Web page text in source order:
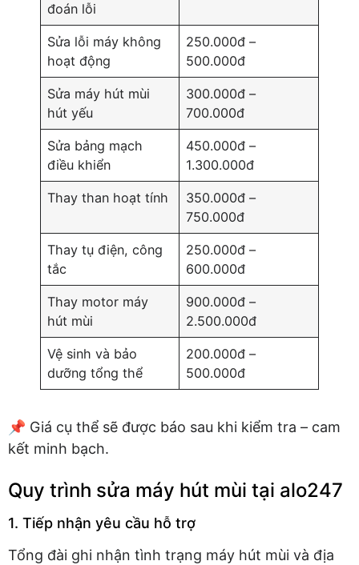
đoán lỗi
Sửa lỗi máy không
hoạt động
250.000đ –
500.000đ
Sửa máy hút mùi
hút yếu
300.000đ –
700.000đ
Sửa bảng mạch
điều khiển
450.000đ –
1.300.000đ
Thay than hoạt tính
350.000đ –
750.000đ
Thay tụ điện, công
tắc
250.000đ –
600.000đ
Thay motor máy
hút mùi
900.000đ –
2.500.000đ
Vệ sinh và bảo
dưỡng tổng thể
200.000đ –
500.000đ
📌 Giá cụ thể sẽ được báo sau khi kiểm tra – cam
kết minh bạch.
Quy trình sửa máy hút mùi tại alo247
1. Tiếp nhận yêu cầu hỗ trợ
Tổng đài ghi nhận tình trạng máy hút mùi và địa